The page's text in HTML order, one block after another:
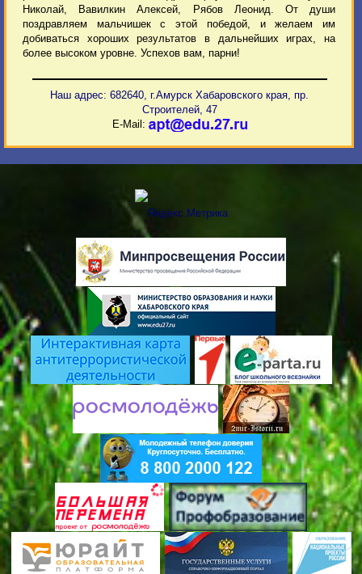
Николай, Вавилкин Алексей, Рябов Леонид. От души
поздравляем мальчишек с этой победой, и желаем им
добиваться хороших результатов в дальнейших играх, на
более высоком уровне. Успехов вам, парни!
Наш адрес: 682640, г.Амурск Хабаровского края, пр.
Строителей, 47
E-Mail: